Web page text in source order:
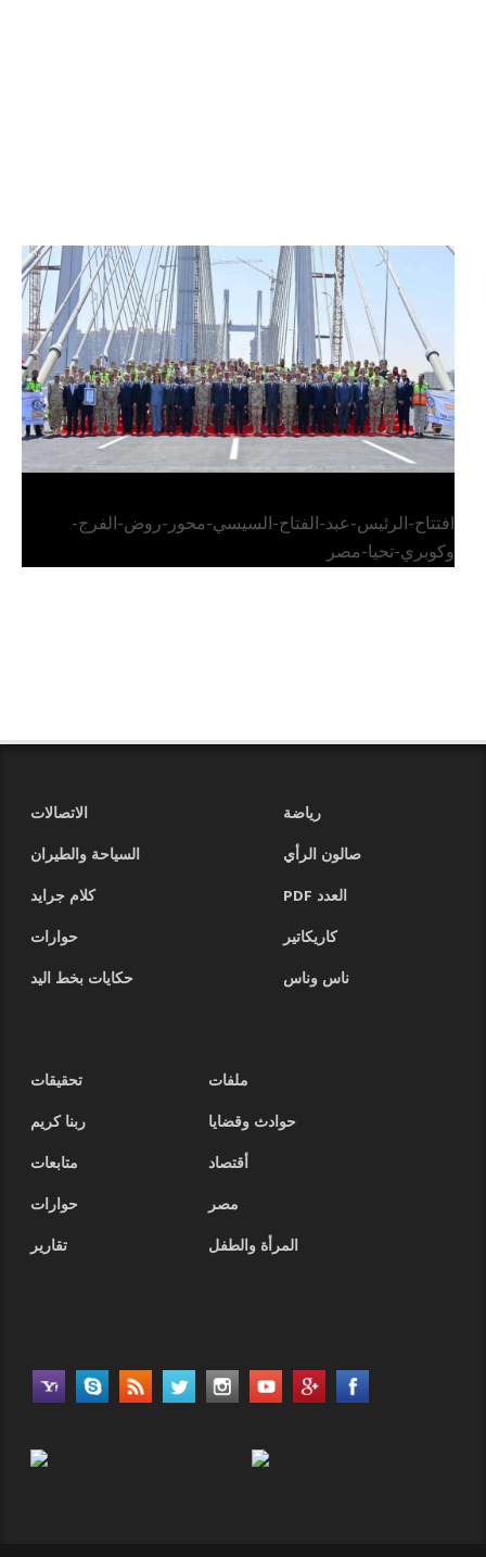
الرئيس عبد الفتاح السيسي يفتتح محور روض الفرج
وكوبري تحيا مصر
افتتاح-الرئيس-عبد-الفتاح-السيسي-محور-روض-الفرج-
وكوبري-تحيا-مصر
رياضة
الاتصالات
صالون الرأي
السياحة والطيران
العدد PDF
كلام جرايد
كاريكاتير
حوارات
ناس وناس
حكايات بخط اليد
ملفات
تحقيقات
حوادث وقضايا
ربنا كريم
أقتصاد
متابعات
مصر
حوارات
المرأة والطفل
تقارير